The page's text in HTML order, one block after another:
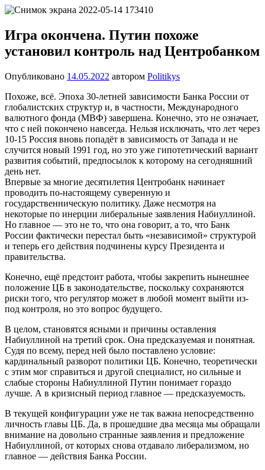
Перейти
содержимому
один
сайт
на
WordPress
Игра окончена. Путин похоже
установил контроль над Центробанком
Опубликовано 14.05.2022 автором Politikys
Похоже, всё. Эпоха 30-летней зависимости Банка России от
глобалистских структур и, в частности, Международного
валютного фонда (МВФ) завершена. Конечно, это не означает,
что с ней покончено навсегда. Нельзя исключать, что лет через
10-15 Россия вновь попадёт в зависимость от Запада и не
случится новый 1991 год, но это уже гипотетический вариант
развития событий, предпосылок к которому на сегодняшний
день нет.
Впервые за многие десятилетия Центробанк начинает
проводить по-настоящему суверенную и
государственническую политику. Даже несмотря на
некоторые по инерции либеральные заявления Набиуллиной.
Но главное — это не то, что она говорит, а то, что Банк
России фактически перестал быть «независимой» структурой
и теперь его действия подчинены курсу Президента и
правительства.
Конечно, ещё предстоит работа, чтобы закрепить нынешнее
положение ЦБ в законодательстве, поскольку сохраняются
риски того, что регулятор может в любой момент выйти из-
под контроля, но это вопрос будущего.
В целом, становятся ясными и причины оставления
Набиуллиной на третий срок. Она предсказуемая и понятная.
Судя по всему, перед ней было поставлено условие:
кардинальный разворот политики ЦБ. Конечно, теоретически
с этим мог справиться и другой специалист, но сильные и
слабые стороны Набиуллиной Путин понимает гораздо
лучше. А в кризисный период главное — предсказуемость.
В текущей конфигурации уже не так важна непосредственно
личность главы ЦБ. Да, в прошедшие два месяца мы обращали
внимание на довольно странные заявления и предложение
Набиуллиной, от которых снова отдавало либерализмом, но
главное — действия Банка России.